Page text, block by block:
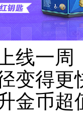
上线一周
变得更
金币超